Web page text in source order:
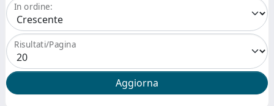
In ordine:
Risultati/Pagina